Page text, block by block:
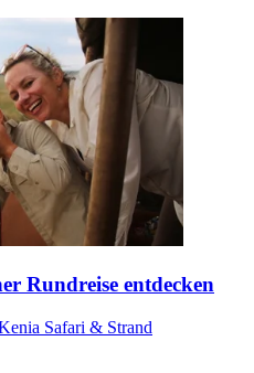
Rundreise entdecken
Safari & Strand